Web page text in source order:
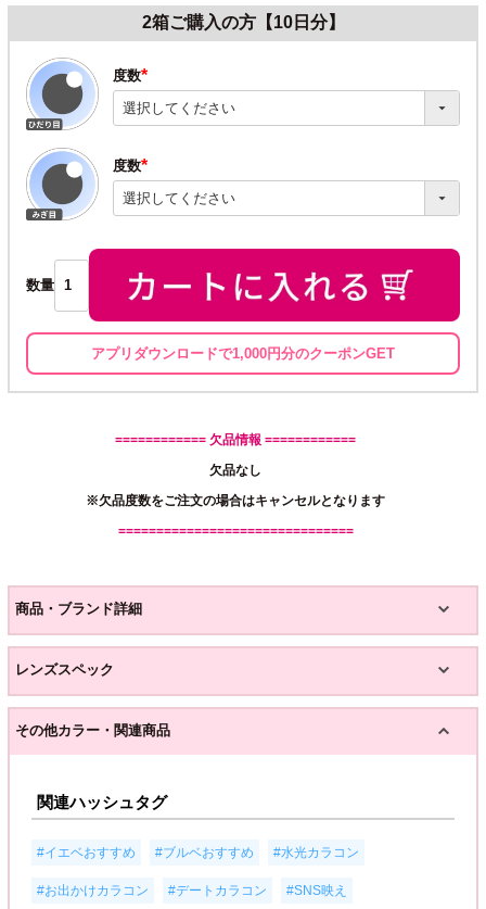
2箱ご購入の方【10日分】
度数
(必
須)
度数
(必
須)
数量
アプリダウンロードで1,000円分のクーポンGET
============ 欠品情報 ============
欠品なし
※欠品度数をご注文の場合はキャンセルとなります
===============================
商品・ブランド詳細
レンズスペック
その他カラー・関連商品
関連ハッシュタグ
#イエベおすすめ #ブルベおすすめ #水光カラコン
#お出かけカラコン #デートカラコン #SNS映え